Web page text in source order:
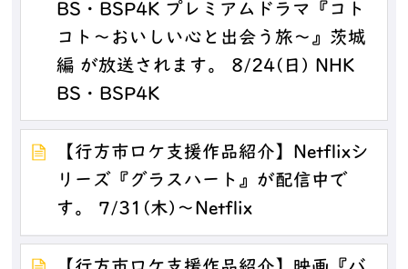
BS・BSP4K プレミアムドラマ『コト
コト～おいしい心と出会う旅～』茨城
編 が放送されます。 8/24(日) NHK
BS・BSP4K
【行方市ロケ支援作品紹介】Netflixシ
リーズ『グラスハート』が配信中で
す。 7/31(木)～Netflix